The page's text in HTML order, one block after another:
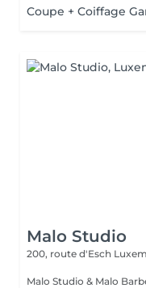
Coupe + Coiffage
Malo Studio
200, route d'Esch
Malo Studio & Malo